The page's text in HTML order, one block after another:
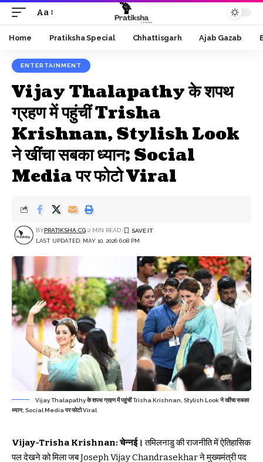
Font
Resizer
Aa
Home Pratiksha Special Chhattisgarh Ajab Gazab
ENTERTAINMENT
Vijay Thalapathy के शपथ
ग्रहण में पहुंचीं Trisha
Krishnan, Stylish Look
ने खींचा सबका ध्यान; Social
Media पर फोटो Viral
LAST UPDATED: MAY 10, 2026 6:08 PM
BYPRATIKSHA CG 2 MIN READ
Vijay Thalapathy के शपथ ग्रहण में पहुंचीं Trisha Krishnan, Stylish Look ने खींचा सबका
ध्यान; Social Media पर फोटो Viral
Vijay-Trisha Krishnan: चेन्नई। तमिलनाडु की राजनीति में ऐतिहासिक
पल देखने को मिला जब Joseph Vijay Chandrasekhar ने मुख्यमंत्री पद